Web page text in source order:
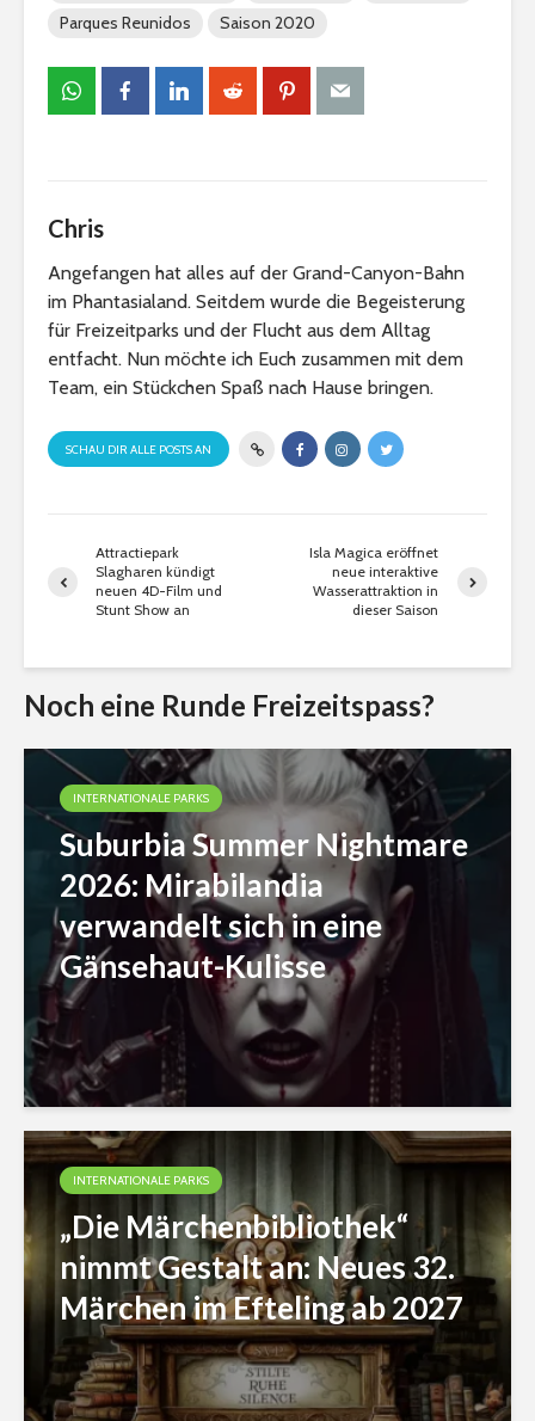
Parques Reunidos
Saison 2020
Chris
Angefangen hat alles auf der Grand-Canyon-Bahn
im Phantasialand. Seitdem wurde die Begeisterung
für Freizeitparks und der Flucht aus dem Alltag
entfacht. Nun möchte ich Euch zusammen mit dem
Team, ein Stückchen Spaß nach Hause bringen.
SCHAU DIR ALLE POSTS AN
Attractiepark
Slagharen kündigt
neuen 4D-Film und
Stunt Show an
Isla Magica eröffnet
neue interaktive
Wasserattraktion in
dieser Saison
Noch eine Runde Freizeitspass?
INTERNATIONALE PARKS
Suburbia Summer Nightmare
2026: Mirabilandia
verwandelt sich in eine
Gänsehaut-Kulisse
INTERNATIONALE PARKS
„Die Märchenbibliothek“
nimmt Gestalt an: Neues 32.
Märchen im Efteling ab 2027